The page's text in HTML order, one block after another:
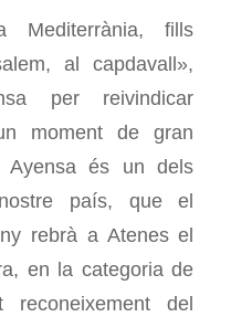
Mediterrània, fills
al capdavall»,
per reivindicar
moment de gran
Ayensa és un dels
país, que el
rebrà a Atenes el
en la categoria de
del